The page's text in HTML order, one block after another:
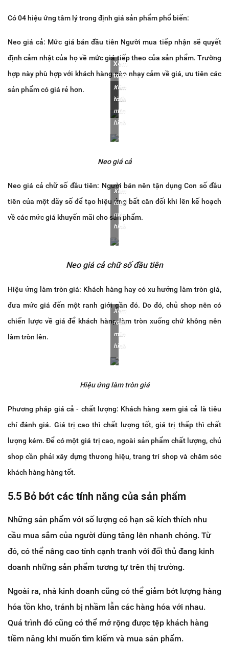
Có 04 hiệu ứng tâm lý trong định giá sản phẩm phổ biến:
Neo giá cả: Mức giá bán đầu tiên Người mua tiếp nhận sẽ quyết
định cảm nhật của họ về mức giá tiếp theo của sản phẩm. Trường
hợp này phù hợp với khách hàng nào nhạy cảm về giá, ưu tiên các
sản phẩm có giá rẻ hơn.
Xem
toàn
màn
hình
Xem
toàn
màn
hình
Neo giá cả
Neo giá cả chữ số đầu tiên: Người bán nên tận dụng Con số đầu
tiên của một dãy số để tạo hiệu ứng bất cân đối khi lên kế hoạch
về các mức giá khuyến mãi cho sản phẩm.
Xem
toàn
màn
hình
Neo giá cả chữ số đầu tiên
Hiệu ứng làm tròn giá: Khách hàng hay có xu hướng làm tròn giá,
đưa mức giá đến một ranh giới gần đó. Do đó, chủ shop nên có
chiến lược về giá để khách hàng làm tròn xuống chứ không nên
làm tròn lên.
Xem
toàn
màn
hình
Hiệu ứng làm tròn giá
Phương pháp giá cả - chất lượng: Khách hàng xem giá cả là tiêu
chí đánh giá. Giá trị cao thì chất lượng tốt, giá trị thấp thì chất
lượng kém. Để có một giá trị cao, ngoài sản phẩm chất lượng, chủ
shop cần phải xây dựng thương hiệu, trang trí shop và chăm sóc
khách hàng hàng tốt.
5.5 Bỏ bớt các tính năng của sản phẩm
Những sản phẩm với số lượng có hạn sẽ kích thích nhu
cầu mua sắm của người dùng tăng lên nhanh chóng. Từ
đó, có thể nâng cao tính cạnh tranh với đối thủ đang kinh
doanh những sản phẩm tương tự trên thị trường.
Ngoài ra, nhà kinh doanh cũng có thể giảm bớt lượng hàng
hóa tồn kho, tránh bị nhầm lẫn các hàng hóa với nhau.
Quá trình đó cũng có thể mở rộng được tệp khách hàng
tiềm năng khi muốn tìm kiếm và mua sản phẩm.